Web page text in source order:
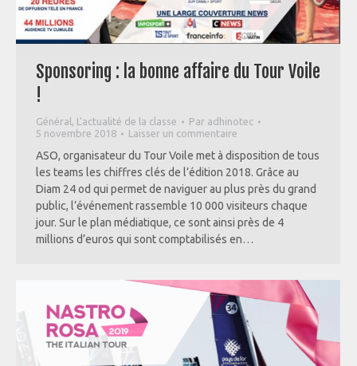
Sponsoring : la bonne affaire du Tour Voile
!
Général , L'actualité de la classe Par adhinotec
5 novembre 2018
Laisser un commentaire
ASO, organisateur du Tour Voile met à disposition de tous
les teams les chiffres clés de l’édition 2018. Grâce au
Diam 24 od qui permet de naviguer au plus près du grand
public, l’événement rassemble 10 000 visiteurs chaque
jour. Sur le plan médiatique, ce sont ainsi près de 4
millions d’euros qui sont comptabilisés en…